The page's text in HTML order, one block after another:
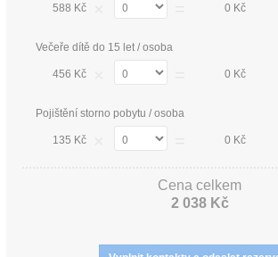
588 Kč 0 Kč
Večeře dítě do 15 let / osoba
456 Kč 0 Kč
Pojištění storno pobytu / osoba
135 Kč 0 Kč
Cena celkem
2 038 Kč